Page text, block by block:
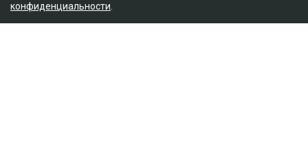
конфиденциальности